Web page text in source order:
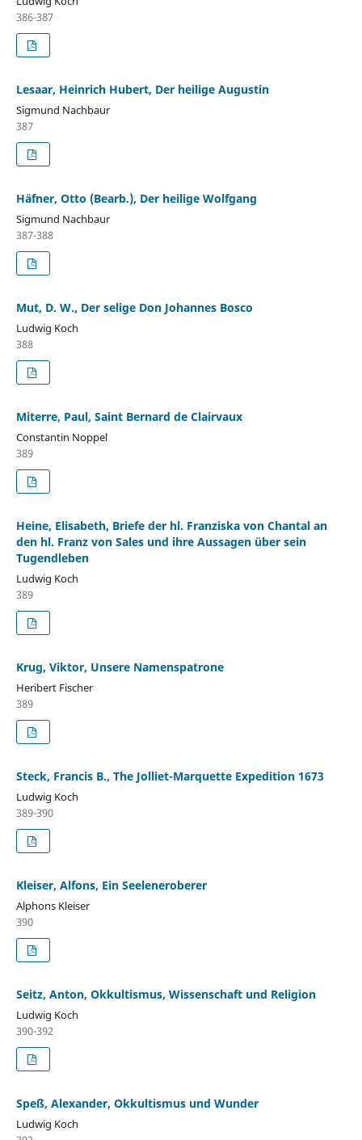
386-387
Lesaar, Heinrich Hubert, Der heilige Augustin
Sigmund Nachbaur
387
Häfner, Otto (Bearb.), Der heilige Wolfgang
Sigmund Nachbaur
387-388
Mut, D. W., Der selige Don Johannes Bosco
Ludwig Koch
388
Miterre, Paul, Saint Bernard de Clairvaux
Constantin Noppel
389
Heine, Elisabeth, Briefe der hl. Franziska von Chantal an
den hl. Franz von Sales und ihre Aussagen über sein
Tugendleben
Ludwig Koch
389
Krug, Viktor, Unsere Namenspatrone
Heribert Fischer
389
Steck, Francis B., The Jolliet-Marquette Expedition 1673
Ludwig Koch
389-390
Kleiser, Alfons, Ein Seeleneroberer
Alphons Kleiser
390
Seitz, Anton, Okkultismus, Wissenschaft und Religion
Ludwig Koch
390-392
Speß, Alexander, Okkultismus und Wunder
Ludwig Koch